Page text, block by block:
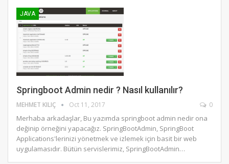
JAVA
Springboot Admin nedir ? Nasıl kullanılır?
MEHMET KILIÇ Oct 11, 2017 0
Merhaba arkadaşlar, Bu yazımda springboot admin nedir ona
değinip örneğini yapacağız. SpringBootAdmin, SpringBoot
Applications'lerinizi yönetmek ve izlemek için basit bir web
uygulamasıdır. Bütün servislerimiz, SpringBootAdmin…